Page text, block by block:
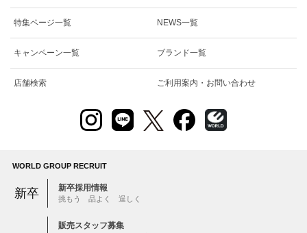
特集ページ一覧 NEWS一覧
キャンペーン一覧 ブランド一覧
店舗検索 ご利用案内・お問い合わせ
WORLD GROUP RECRUIT
新卒 新卒採用情報
挑もう 品よく 逞しく
販売スタッフ募集